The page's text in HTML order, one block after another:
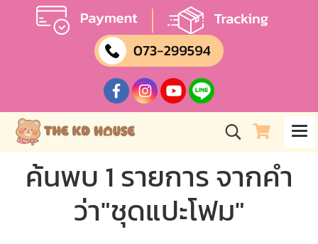
ค้นพบ 1 รายการ จากคำ
ว่า"ชุดแปะโฟม"